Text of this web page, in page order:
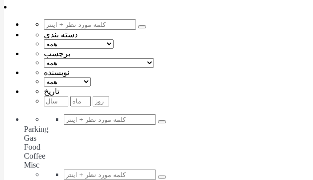
دسته بندی
برچسب
نویسنده
تاریخ
Parking
Gas
Food
Coffee
Misc